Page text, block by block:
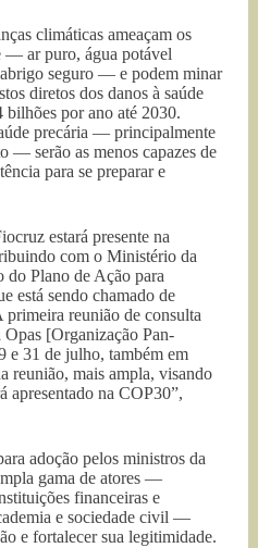
climáticas ameaçam os
— ar puro, água potável
seguro — e podem minar
diretos dos danos à saúde
bilhões por ano até 2030.
precária — principalmente
— serão as menos capazes de
para se preparar e
estará presente na
com o Ministério da
do Plano de Ação para
está sendo chamado de
primeira reunião de consulta
Opas [Organização Pan-
e 31 de julho, também em
reunião, mais ampla, visando
apresentado na COP30”,
adoção pelos ministros da
gama de atores —
financeiras e
e sociedade civil —
e fortalecer sua legitimidade.